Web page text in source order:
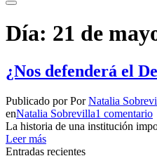
Día: 21 de
¿Nos defenderá el
Publicado por PorNatalia
enNatalia Sobrevilla1 comentario
La historia de una institución
Leer más
Entradas recientes